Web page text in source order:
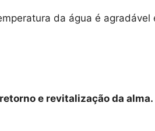
da água é agradável
e revitalização da alma.